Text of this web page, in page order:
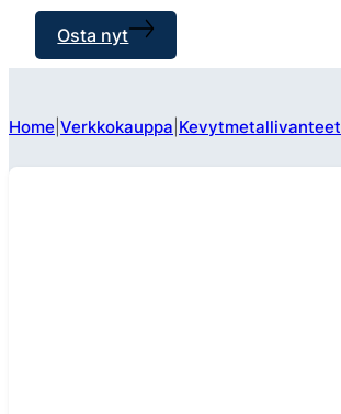
Osta nyt
Home Verkkokauppa Kevytmetallivanteet